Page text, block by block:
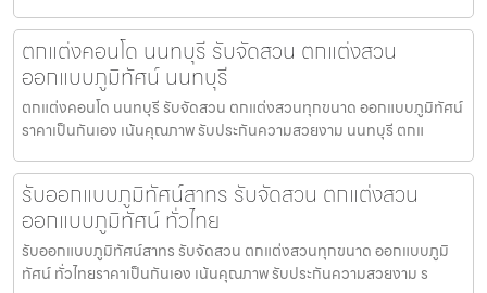
ตกแต่งคอนโด นนทบุรี รับจัดสวน ตกแต่งสวน
ออกแบบภูมิทัศน์ นนทบุรี
ตกแต่งคอนโด นนทบุรี รับจัดสวน ตกแต่งสวนทุกขนาด ออกแบบภูมิทัศน์
ราคาเป็นกันเอง เน้นคุณภาพ รับประกันความสวยงาม นนทบุรี ตกแ
รับออกแบบภูมิทัศน์สาทร รับจัดสวน ตกแต่งสวน
ออกแบบภูมิทัศน์ ทั่วไทย
รับออกแบบภูมิทัศน์สาทร รับจัดสวน ตกแต่งสวนทุกขนาด ออกแบบภูมิ
ทัศน์ ทั่วไทยราคาเป็นกันเอง เน้นคุณภาพ รับประกันความสวยงาม ร